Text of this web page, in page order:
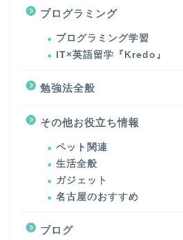
プログラミング
プログラミング学習
IT×英語留学『Kredo』
勉強法全般
その他お役立ち情報
ペット関連
生活全般
ガジェット
名古屋のおすすめ
ブログ